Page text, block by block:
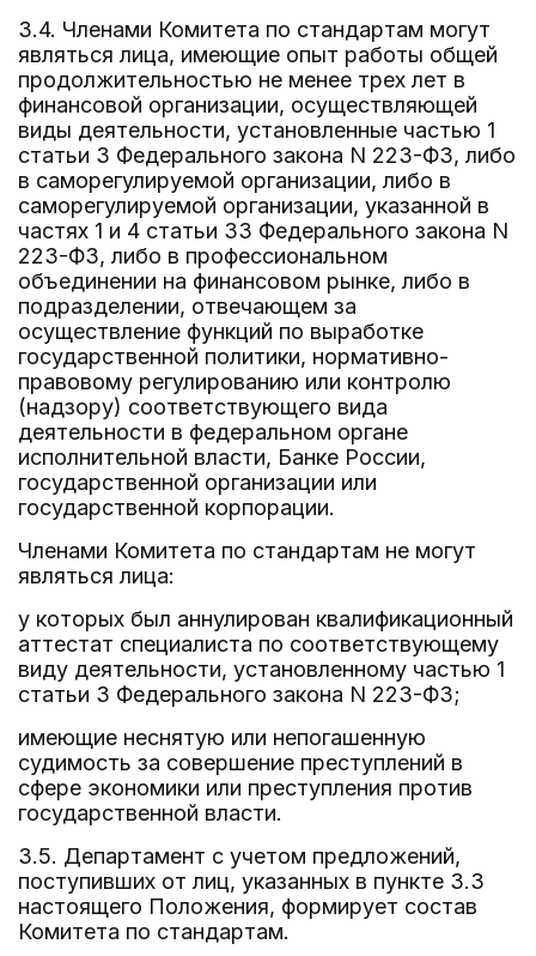
3.4. Членами Комитета по стандартам могут
являться лица, имеющие опыт работы общей
продолжительностью не менее трех лет в
финансовой организации, осуществляющей
виды деятельности, установленные частью 1
статьи 3 Федерального закона N 223-ФЗ, либо
в саморегулируемой организации, либо в
саморегулируемой организации, указанной в
частях 1 и 4 статьи 33 Федерального закона N
223-ФЗ, либо в профессиональном
объединении на финансовом рынке, либо в
подразделении, отвечающем за
осуществление функций по выработке
государственной политики, нормативно-
правовому регулированию или контролю
(надзору) соответствующего вида
деятельности в федеральном органе
исполнительной власти, Банке России,
государственной организации или
государственной корпорации.
Членами Комитета по стандартам не могут
являться лица:
у которых был аннулирован квалификационный
аттестат специалиста по соответствующему
виду деятельности, установленному частью 1
статьи 3 Федерального закона N 223-ФЗ;
имеющие неснятую или непогашенную
судимость за совершение преступлений в
сфере экономики или преступления против
государственной власти.
3.5. Департамент с учетом предложений,
поступивших от лиц, указанных в пункте 3.3
настоящего Положения, формирует состав
Комитета по стандартам.